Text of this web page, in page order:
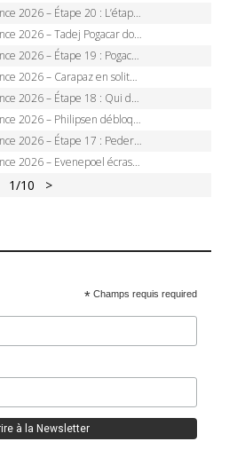
L’étape reine, Galibier, Sarenne, Alpe d’Huez, qui succédera à Pogacar ?
dompte l’Alpe d’Huez, 5e victoire, record de Pantani pulvérisé
19 : Pogacar peut-il enfin dompter l’Alpe d’Huez ?
solitaire à Orcières-Merlette, Paret-Peintre à un point du maillot à pois
Qui domptera Orcières-Merlette, première marche vers l’Alpe d’Huez ?
son compteur à Voiron, Pedersen en danger pour le maillot vert
17 : Pedersen peut-il verrouiller le maillot vert à Voiron ?
écrase le chrono d’Évian, Seixas 4e, Lipowitz abandonne
1/10 >
* Champs requis required